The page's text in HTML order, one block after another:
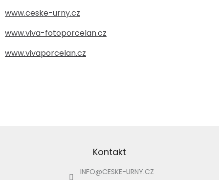
www.ceske-urny.cz
www.viva-fotoporcelan.cz
www.vivaporcelan.cz
Kontakt
INFO@CESKE-URNY.CZ